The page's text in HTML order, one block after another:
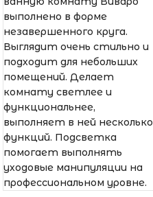
выполнено в форме
незавершенного круга.
Выглядит очень стильно и
подходит для небольших
помещений. Делает
комнату светлее и
функциональнее,
выполняет в ней несколько
функций. Подсветка
помогает выполнять
уходовые манипуляции на
профессиональном уровне.